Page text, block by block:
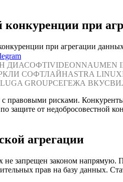
конкуренции при
при агрегации
ДИАСОФТIVIDEONNAUMEN
СОФТЛАЙНASTRA LINUX
GROUPСЕГЕЖА
правовыми рисками.
защите от
агрегации
запрещен законом напрямую.
прав на базу данных.